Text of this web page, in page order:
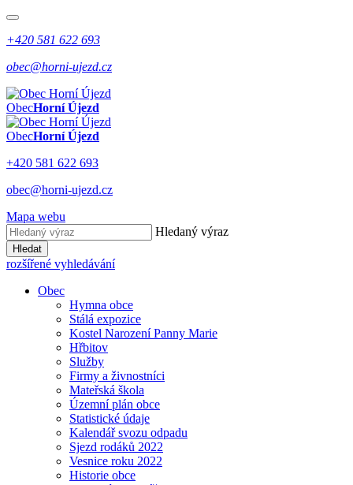
+420 581 622 693
obec@horni-ujezd.cz
ObecHorní Újezd
ObecHorní Újezd
+420 581 622 693
obec@horni-ujezd.cz
Mapa webu
Hledaný výraz
Hledat
rozšířené vyhledávání
Obec
Hymna obce
Stálá expozice
Kostel Narození Panny Marie
Hřbitov
Služby
Firmy a živnostníci
Mateřská škola
Územní plán obce
Statistické údaje
Kalendář svozu odpadu
Sjezd rodáků 2022
Vesnice roku 2022
Historie obce